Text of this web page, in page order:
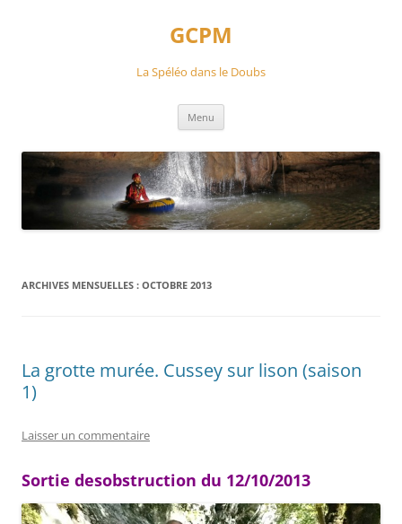
GCPM
La Spéléo dans le Doubs
Menu
ARCHIVES MENSUELLES : OCTOBRE 2013
La grotte murée. Cussey sur lison (saison
1)
Laisser un commentaire
Sortie desobstruction du 12/10/2013